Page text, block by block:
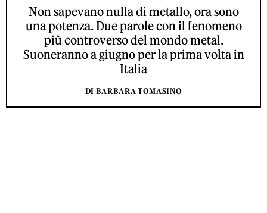
Non sapevano nulla di metallo, ora sono
una potenza. Due parole con il fenomeno
più controverso del mondo metal.
Suoneranno a giugno per la prima volta in
Italia
DI BARBARA TOMASINO